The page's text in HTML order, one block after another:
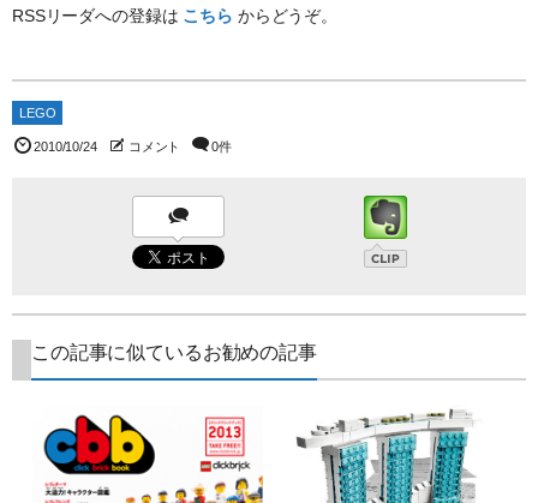
RSSリーダへの登録は こちら からどうぞ。
LEGO
2010/10/24 コメント 0件
この記事に似ているお勧めの記事